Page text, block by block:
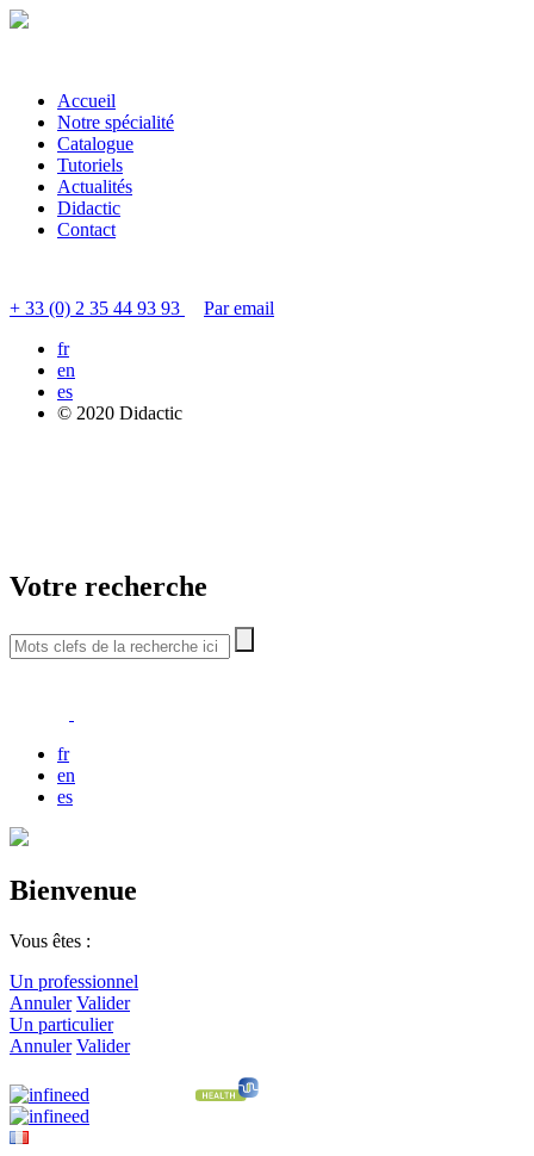
Accueil
Notre spécialité
Catalogue
Tutoriels
Actualités
Didactic
Contact
+ 33 (0) 2 35 44 93 93
Par email
fr
en
es
© 2020 Didactic
Votre recherche
fr
en
es
Bienvenue
Vous êtes :
Un professionnel
Annuler Valider
Un particulier
Annuler Valider